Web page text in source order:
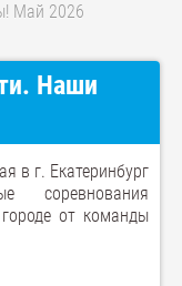
Май 2026
Наши
в г. Екатеринбург
соревнования
от команды